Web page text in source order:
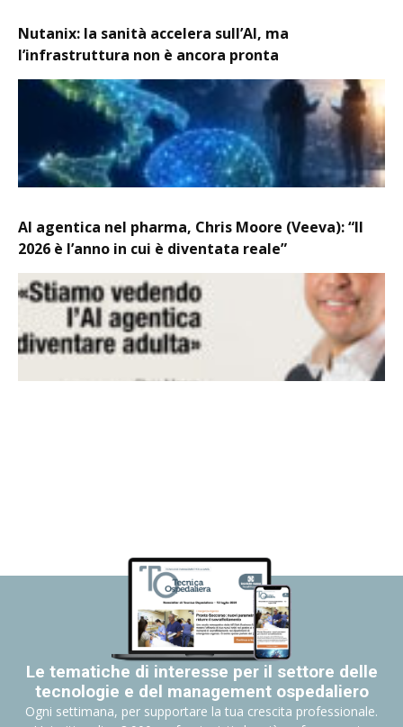
Nutanix: la sanità accelera sull’AI, ma
l’infrastruttura non è ancora pronta
AI agentica nel pharma, Chris Moore (Veeva): “Il
2026 è l’anno in cui è diventata reale”
Le tematiche di interesse per il settore delle
tecnologie e del management ospedaliero
Ogni settimana, per supportare la tua crescita professionale.